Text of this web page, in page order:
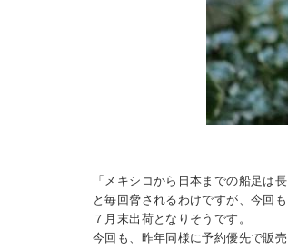
「メキシコから日本までの船足は
と毎回脅されるわけですが、今回
７月末出荷となりそうです。
今回も、昨年同様に予約優先で販